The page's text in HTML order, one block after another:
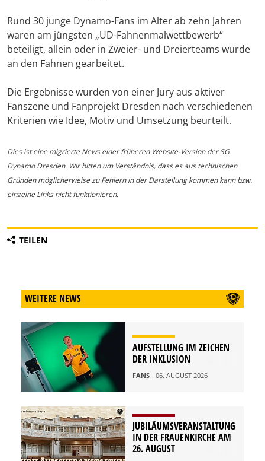
Rund 30 junge Dynamo-Fans im Alter ab zehn Jahren
waren am jüngsten „UD-Fahnenmalwettbewerb“
beteiligt, allein oder in Zweier- und Dreierteams wurde
an den Fahnen gearbeitet.
Die Ergebnisse wurden von einer Jury aus aktiver
Fanszene und Fanprojekt Dresden nach verschiedenen
Kriterien wie Idee, Motiv und Umsetzung beurteilt.
Dies ist eine migrierte News einer früheren Website-Version der SG
Dynamo Dresden. Wir bitten um Verständnis, dass es aus technischen
Gründen möglicherweise zu Fehlern in der Darstellung kommen kann bzw.
einzelne Links nicht funktionieren.
TEILEN
WEITERE NEWS
AUFSTELLUNG IM ZEICHEN
DER INKLUSION
FANS - 06. AUGUST 2026
JUBILÄUMSVERANSTALTUNG
IN DER FRAUENKIRCHE AM
26. AUGUST